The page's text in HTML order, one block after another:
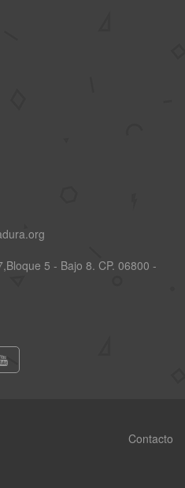
5 - Bajo 8. CP. 06800 -
Contacto